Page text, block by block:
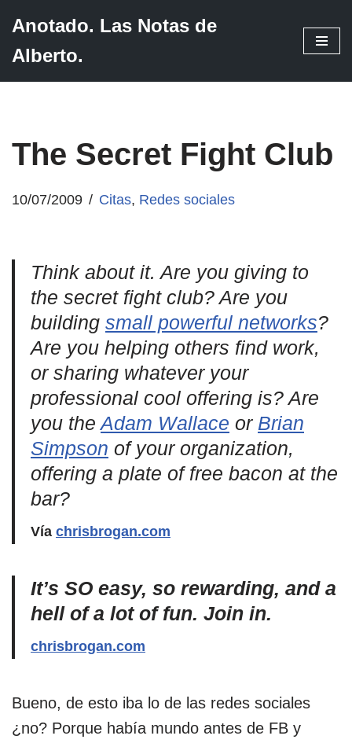
Saltar
Anotado. Las Notas de
Alberto.
The Secret Fight Club
10/07/2009 Citas, Redes sociales
Think about it. Are you giving to
the secret fight club? Are you
building small powerful networks?
Are you helping others find work,
or sharing whatever your
professional cool offering is? Are
you theAdam Wallace or Brian
Simpson of your organization,
offering a plate of free bacon at the
bar?
Vía chrisbrogan.com
It’s SO easy, so rewarding, and a
hell of a lot of fun. Join in.
chrisbrogan.com
Bueno, de esto iba lo de las redes sociales
¿no? Porque había mundo antes de FB y